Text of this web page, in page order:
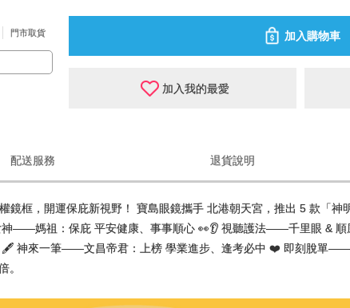
門市取貨 加入購物車
加入我的最愛
配送服務 退貨說明
鏡框，開運保庇新視野！ 寶島眼鏡攜手 北港朝天宮，推出 5 款「神
——媽祖：保庇 平安健康、事事順心 👀👂 視聽護法——千里眼 & 順
神來一筆——文昌帝君：上榜 學業進步、逢考必中 ❤️ 即刻脫單——
。